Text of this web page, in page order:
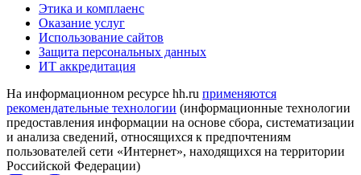
Этика и комплаенс
Оказание услуг
Использование сайтов
Защита персональных данных
ИТ аккредитация
На информационном ресурсе hh.ru применяются
рекомендательные технологии (информационные технологии
предоставления информации на основе сбора, систематизации
и анализа сведений, относящихся к предпочтениям
пользователей сети «Интернет», находящихся на территории
Российской Федерации)